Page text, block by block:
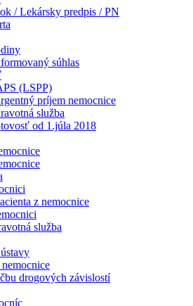
/ Lekársky predpis / PN
súhlas
(LSPP)
príjem nemocnice
služba
od 1.júla 2018
z nemocnice
služba
drogových závislostí